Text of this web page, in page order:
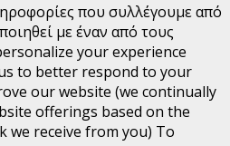
που συλλέγουμε από
με έναν από τους
your experience
to better respond to your
our website (we continually
offerings based on the
we receive from you) To